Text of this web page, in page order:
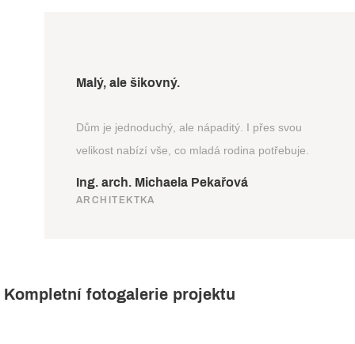
Malý, ale šikovný.
Dům je jednoduchý, ale nápaditý. I přes svou
velikost nabízí vše, co mladá rodina potřebuje.
Ing. arch. Michaela Pekařová
ARCHITEKTKA
Kompletní fotogalerie projektu